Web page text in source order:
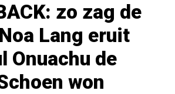
zo zag de
Lang eruit
Onuachu de
won